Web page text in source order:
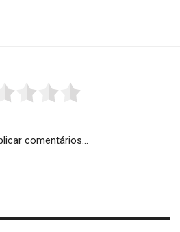
comentários...